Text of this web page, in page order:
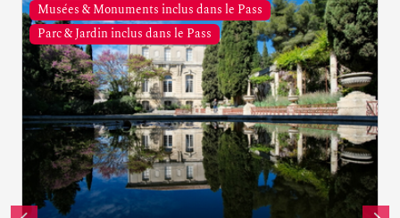
Musées & Monuments inclus dans le Pass
Parc & Jardin inclus dans le Pass